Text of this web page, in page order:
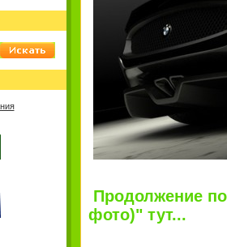
Продолжение
фото)" тут...